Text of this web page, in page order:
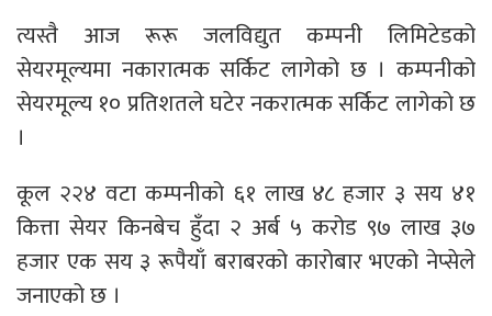
त्यस्तै आज रूरू जलविद्युत कम्पनी लिमिटेडको
सेयरमूल्यमा नकारात्मक सर्किट लागेको छ । कम्पनीको
सेयरमूल्य १० प्रतिशतले घटेर नकरात्मक सर्किट लागेको छ
।
कूल २२४ वटा कम्पनीको ६१ लाख ४८ हजार ३ सय ४१
कित्ता सेयर किनबेच हुँदा २ अर्ब ५ करोड ९७ लाख ३७
हजार एक सय ३ रूपैयाँ बराबरको कारोबार भएको नेप्सेले
जनाएको छ ।